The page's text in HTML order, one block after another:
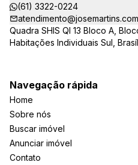
(61) 3322-0224
Quadra SHIS QI 13 Bloco A,
Habitações Individuais Sul,
Navegação rápida
Home
Sobre nós
Buscar imóvel
Anunciar imóvel
Contato